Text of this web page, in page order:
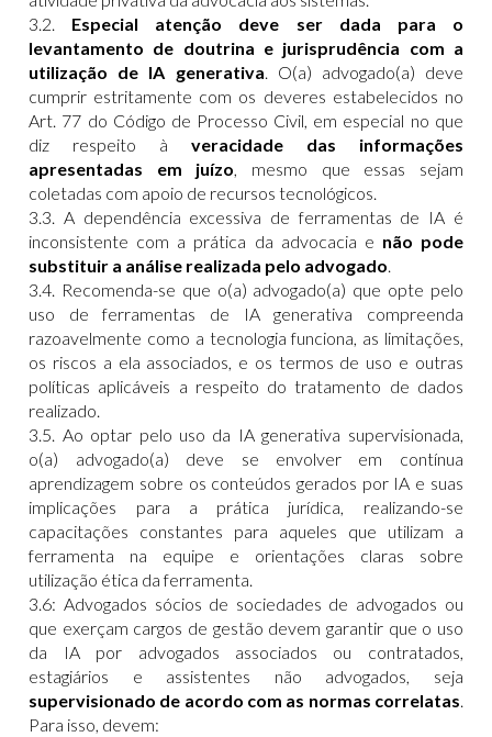
3.2. Especial atenção deve ser dada para o
levantamento de doutrina e jurisprudência com a
utilização de IA generativa. O(a) advogado(a) deve
cumprir estritamente com os deveres estabelecidos no
Art. 77 do Código de Processo Civil, em especial no que
diz respeito à veracidade das informações
apresentadas em juízo, mesmo que essas sejam
coletadas com apoio de recursos tecnológicos.
3.3. A dependência excessiva de ferramentas de IA é
inconsistente com a prática da advocacia e não pode
substituir a análise realizada pelo advogado.
3.4. Recomenda-se que o(a) advogado(a) que opte pelo
uso de ferramentas de IA generativa compreenda
razoavelmente como a tecnologia funciona, as limitações,
os riscos a ela associados, e os termos de uso e outras
políticas aplicáveis a respeito do tratamento de dados
realizado.
3.5. Ao optar pelo uso da IA generativa supervisionada,
o(a) advogado(a) deve se envolver em contínua
aprendizagem sobre os conteúdos gerados por IA e suas
implicações para a prática jurídica, realizando-se
capacitações constantes para aqueles que utilizam a
ferramenta na equipe e orientações claras sobre
utilização ética da ferramenta.
3.6: Advogados sócios de sociedades de advogados ou
que exerçam cargos de gestão devem garantir que o uso
da IA por advogados associados ou contratados,
estagiários e assistentes não advogados, seja
supervisionado de acordo com as normas correlatas.
Para isso, devem: